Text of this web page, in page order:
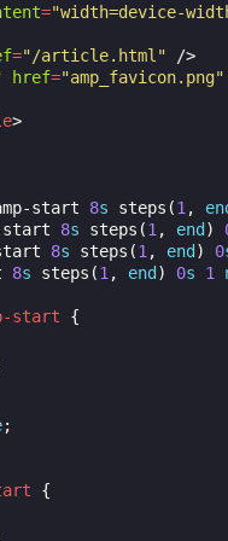
="width=device-
="/article.html"
/>
href="amp_favicon.png"
>
start 8s steps (1 ,
start 8s steps (1 , end )
8s steps (1 , end ) 0
8s steps (1 , end ) 0s 1
start
{
;
{